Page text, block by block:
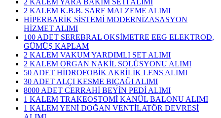
2 KALEM K.B.B. SARF MALZEME ALIMI
HİPERBARİK SİSTEMİ MODERNİZASASYON
HİZMET ALIMI
100 ADET SEREBRAL OKSİMETRE EEG ELEKTROD,
GÜMÜŞ KAPLAM
2 KALEM VAKUM YARDIMLI SET ALIMI
2 KALEM ORGAN NAKİL SOLÜSYONU ALIMI
50 ADET HİDROFOBİK AKRİLİK LENS ALIMI
30 ADET ALÇI KESME BIÇAĞI ALIMI
8000 ADET CERRAHİ BEYİN PEDİ ALIMI
1 KALEM TRAKEOSTOMİ KANÜL BALONU ALIMI
1 KALEM YENİ DOĞAN VENTİLATÖR DEVRESİ